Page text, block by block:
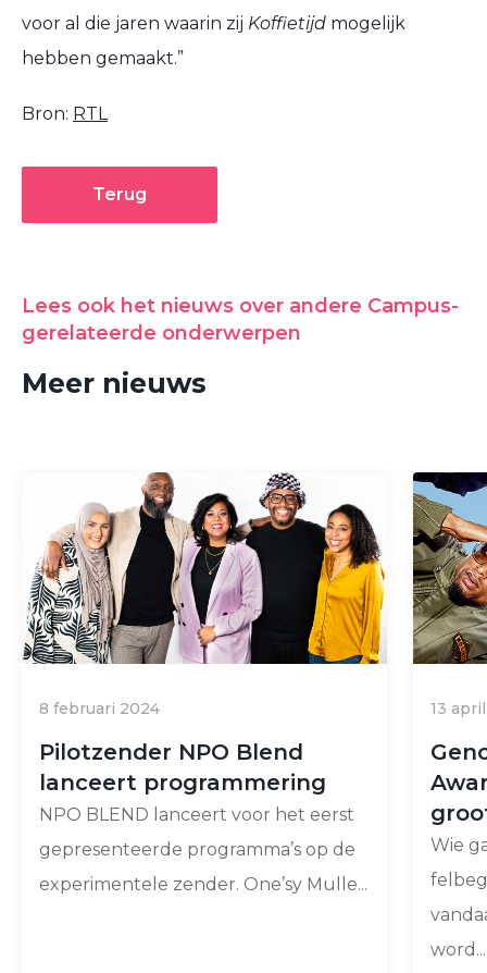
voor al die jaren waarin zij Koffietijd mogelijk
hebben gemaakt.”
Bron: RTL
Terug
Lees ook het nieuws over andere Campus-
gerelateerde onderwerpen
Meer nieuws
8 februari 2024
Pilotzender NPO Blend
lanceert programmering
NPO BLEND lanceert voor het eerst
gepresenteerde programma’s op de
experimentele zender. One’sy Mulle...
13
Wie
word...